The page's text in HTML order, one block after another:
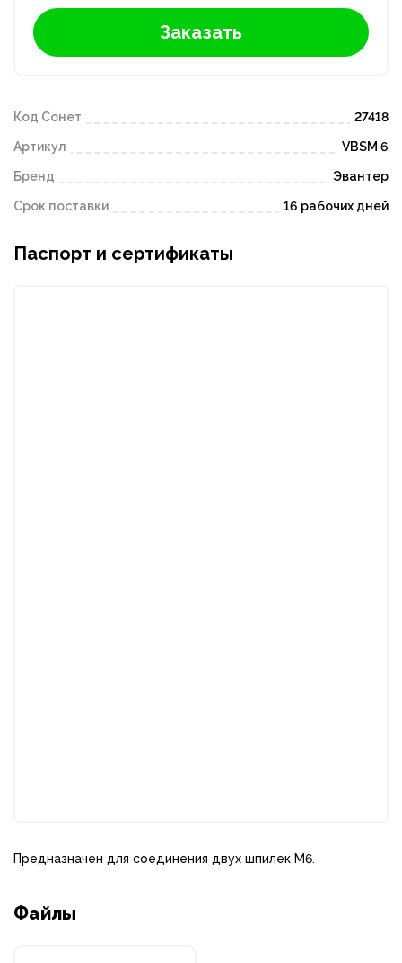
Заказать
Код Сонет 27418
Артикул VBSM 6
Бренд Эвантер
Срок поставки 16 рабочих дней
Паспорт и сертификаты
Предназначен для соединения двух шпилек M6.
Файлы